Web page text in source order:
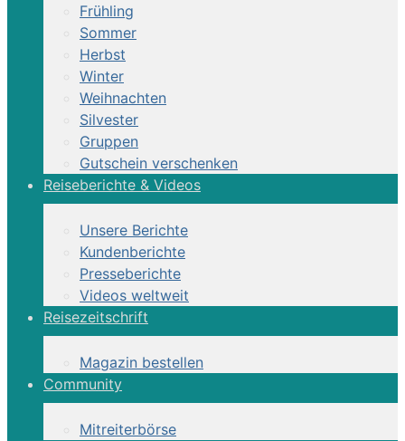
Frühling
Sommer
Herbst
Winter
Weihnachten
Silvester
Gruppen
Gutschein verschenken
Reiseberichte & Videos
Unsere Berichte
Kundenberichte
Presseberichte
Videos weltweit
Reisezeitschrift
Magazin bestellen
Community
Mitreiterbörse